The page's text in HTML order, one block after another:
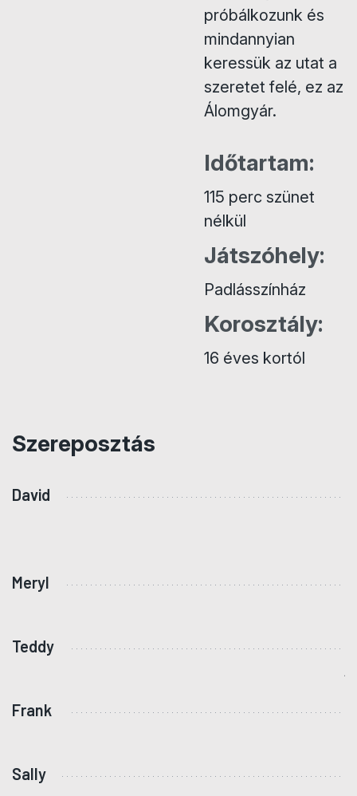
próbálkozunk és
mindannyian
keressük az utat a
szeretet felé, ez az
Álomgyár.
Időtartam:
115 perc szünet
nélkül
Játszóhely:
Padlásszínház
Korosztály:
16 éves kortól
Szereposztás
David
Meryl
Teddy
Frank
Sally